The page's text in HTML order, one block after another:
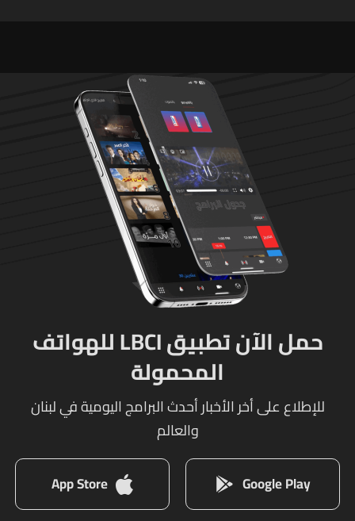
حمل الآن تطبيق LBCI للهواتف
المحمولة
للإطلاع على أخر الأخبار أحدث البرامج اليومية في لبنان
والعالم
Google Play
App Store